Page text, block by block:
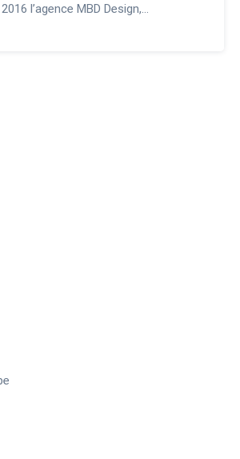
l’agence MBD Design,…